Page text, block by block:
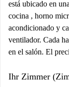
está ubicado en
cocina , horno
acondicionado y
ventilador. Cada
en el salón. El
Ihr Zimmer